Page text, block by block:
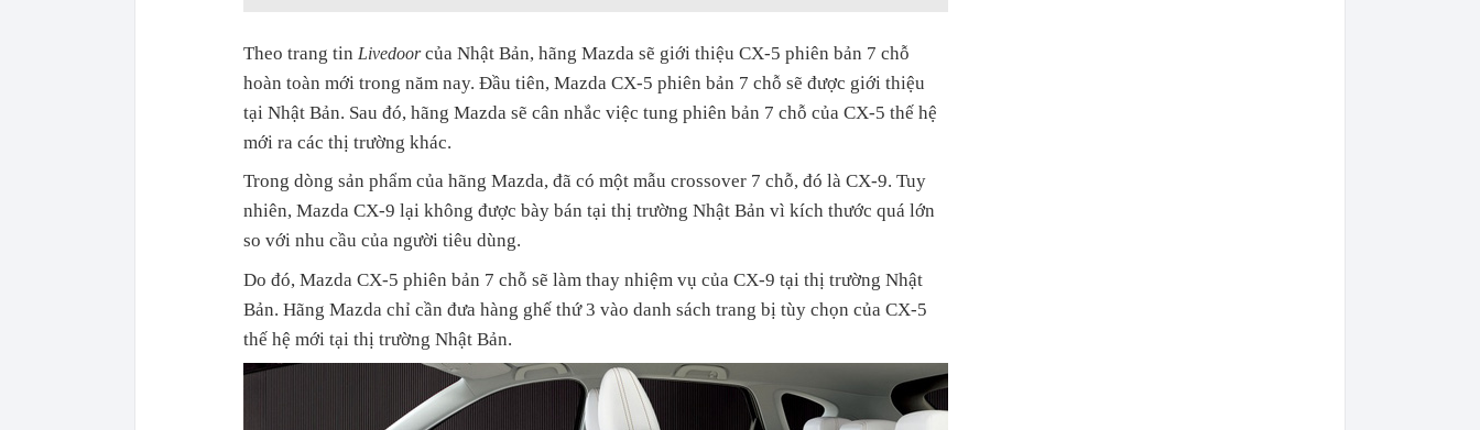
Theo trang tin Livedoorcủa Nhật Bản, hãng Mazda sẽ giới thiệu CX-5 phiên bản 7 chỗ
hoàn toàn mới trong năm nay. Đầu tiên, Mazda CX-5 phiên bản 7 chỗ sẽ được giới thiệu
tại Nhật Bản. Sau đó, hãng Mazda sẽ cân nhắc việc tung phiên bản 7 chỗ của CX-5 thế hệ
mới ra các thị trường khác.
Trong dòng sản phẩm của hãng Mazda, đã có một mẫu crossover 7 chỗ, đó là CX-9. Tuy
nhiên, Mazda CX-9 lại không được bày bán tại thị trường Nhật Bản vì kích thước quá lớn
so với nhu cầu của người tiêu dùng.
Do đó, Mazda CX-5 phiên bản 7 chỗ sẽ làm thay nhiệm vụ của CX-9 tại thị trường Nhật
Bản. Hãng Mazda chỉ cần đưa hàng ghế thứ 3 vào danh sách trang bị tùy chọn của CX-5
thế hệ mới tại thị trường Nhật Bản.